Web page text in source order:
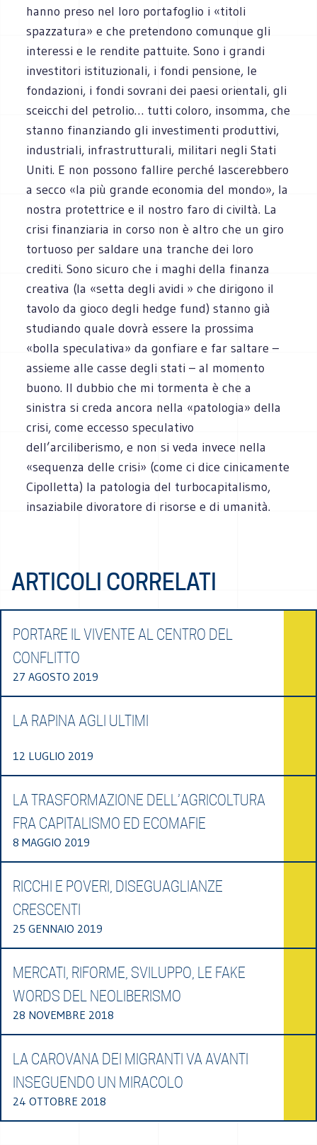
hanno preso nel loro portafoglio i «titoli
spazzatura» e che pretendono comunque gli
interessi e le rendite pattuite. Sono i grandi
investitori istituzionali, i fondi pensione, le
fondazioni, i fondi sovrani dei paesi orientali, gli
sceicchi del petrolio… tutti coloro, insomma, che
stanno finanziando gli investimenti produttivi,
industriali, infrastrutturali, militari negli Stati
Uniti. E non possono fallire perché lascerebbero
a secco «la più grande economia del mondo», la
nostra protettrice e il nostro faro di civiltà. La
crisi finanziaria in corso non è altro che un giro
tortuoso per saldare una tranche dei loro
crediti. Sono sicuro che i maghi della finanza
creativa (la «setta degli avidi » che dirigono il
tavolo da gioco degli hedge fund) stanno già
studiando quale dovrà essere la prossima
«bolla speculativa» da gonfiare e far saltare –
assieme alle casse degli stati – al momento
buono. Il dubbio che mi tormenta è che a
sinistra si creda ancora nella «patologia» della
crisi, come eccesso speculativo
dell’arciliberismo, e non si veda invece nella
«sequenza delle crisi» (come ci dice cinicamente
Cipolletta) la patologia del turbocapitalismo,
insaziabile divoratore di risorse e di umanità.
ARTICOLI CORRELATI
PORTARE IL VIVENTE AL CENTRO DEL
CONFLITTO
27 AGOSTO 2019
LA RAPINA AGLI ULTIMI
12 LUGLIO 2019
LA TRASFORMAZIONE DELL’AGRICOLTURA
FRA CAPITALISMO ED ECOMAFIE
8 MAGGIO 2019
RICCHI E POVERI, DISEGUAGLIANZE
CRESCENTI
25 GENNAIO 2019
MERCATI, RIFORME, SVILUPPO, LE FAKE
WORDS DEL NEOLIBERISMO
28 NOVEMBRE 2018
LA CAROVANA DEI MIGRANTI VA AVANTI
INSEGUENDO UN MIRACOLO
24 OTTOBRE 2018